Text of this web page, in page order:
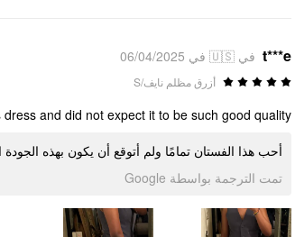
t***e في 🇺🇸 في 06/04/2025
أزرق مظلم نايف/S
and did not expect it to be such good quality.
أحب هذا الفستان تمامًا ولم أتوقع أن يكون بهذه الجودة
تمت الترجمة بواسطة Google